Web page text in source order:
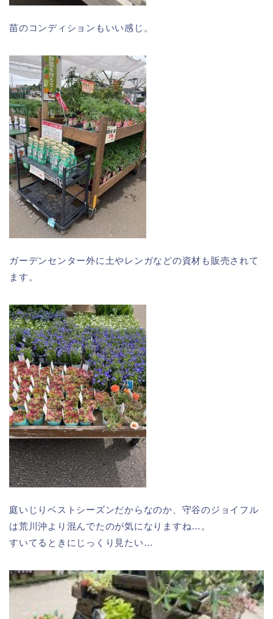
苗のコンディションもいい感じ。
ガーデンセンター外に土やレンガなどの資材も販売されて
ます。
庭いじりベストシーズンだからなのか、守谷のジョイフル
は荒川沖より混んでたのが気になりますね…。
すいてるときにじっくり見たい…